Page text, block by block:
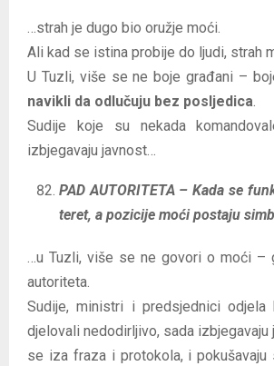
…strah je dugo bio oružje moći.
Ali kad se istina probije do ljudi, strah
U Tuzli, više se ne boje građani –
navikli da odlučuju bez posljedica.
Sudije koje su nekada
izbjegavaju javnost…
PAD AUTORITETA – Kada se
teret, a pozicije moći postaju
…u Tuzli, više se ne govori o moći –
autoriteta.
Sudije, ministri i predsjednici
djelovali nedodirljivo, sada izbjegavaju
se iza fraza i protokola, i pokušavaju